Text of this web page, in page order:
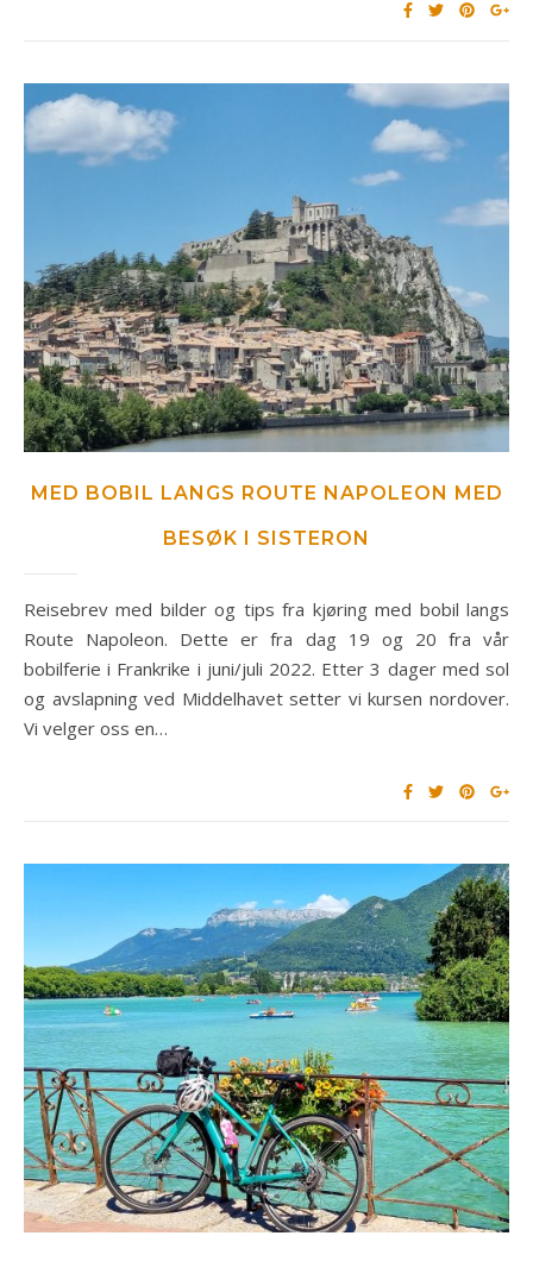
MED BOBIL LANGS ROUTE NAPOLEON MED
BESØK I SISTERON
Reisebrev med bilder og tips fra kjøring med bobil langs
Route Napoleon. Dette er fra dag 19 og 20 fra vår
bobilferie i Frankrike i juni/juli 2022. Etter 3 dager med sol
og avslapning ved Middelhavet setter vi kursen nordover.
Vi velger oss en…